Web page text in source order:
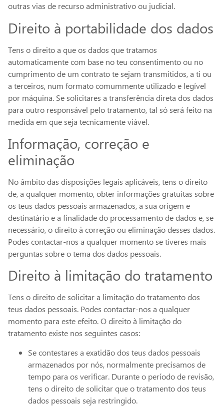
outras vias de recurso administrativo ou judicial.
Direito à portabilidade dos dados
Tens o direito a que os dados que tratamos
automaticamente com base no teu consentimento ou no
cumprimento de um contrato te sejam transmitidos, a ti ou
a terceiros, num formato comummente utilizado e legível
por máquina. Se solicitares a transferência direta dos dados
para outro responsável pelo tratamento, tal só será feito na
medida em que seja tecnicamente viável.
Informação, correção e
eliminação
No âmbito das disposições legais aplicáveis, tens o direito
de, a qualquer momento, obter informações gratuitas sobre
os teus dados pessoais armazenados, a sua origem e
destinatário e a finalidade do processamento de dados e, se
necessário, o direito à correção ou eliminação desses dados.
Podes contactar-nos a qualquer momento se tiveres mais
perguntas sobre o tema dos dados pessoais.
Direito à limitação do tratamento
Tens o direito de solicitar a limitação do tratamento dos
teus dados pessoais. Podes contactar-nos a qualquer
momento para este efeito. O direito à limitação do
tratamento existe nos seguintes casos:
Se contestares a exatidão dos teus dados pessoais
armazenados por nós, normalmente precisamos de
tempo para os verificar. Durante o período de revisão,
tens o direito de solicitar que o tratamento dos teus
dados pessoais seja restringido.